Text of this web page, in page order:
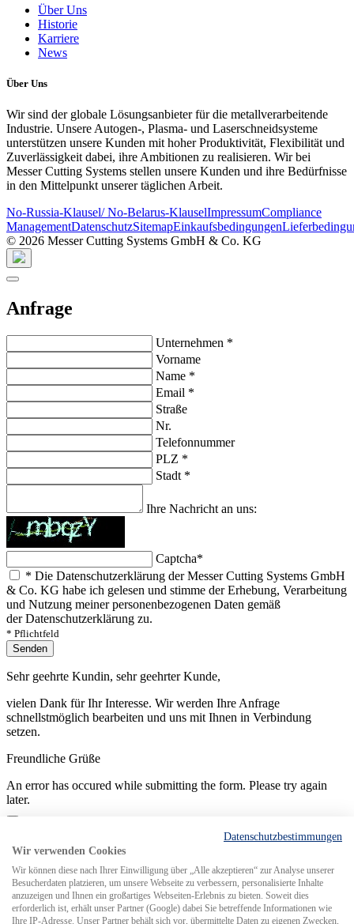
Über Uns
Historie
Karriere
News
Über Uns
Wir sind der globale Lösungsanbieter für die metallverarbeitende
Industrie. Unsere Autogen-, Plasma- und Laserschneidsysteme
unterstützen unsere Kunden mit hoher Produktivität, Flexibilität und
Zuverlässigkeit dabei, ihre Ambitionen zu realisieren. Wir bei
Messer Cutting Systems stellen unsere Kunden und ihre Bedürfnisse
in den Mittelpunkt unserer täglichen Arbeit.
No-Russia-Klausel/ No-Belarus-KlauselImpressumCompliance
ManagementDatenschutzSitemapEinkaufsbedingungen
© 2026 Messer Cutting Systems GmbH & Co. KG
Anfrage
Unternehmen *
Vorname
Name *
Email *
Straße
Nr.
Telefonnummer
PLZ *
Stadt *
Ihre Nachricht an uns:
Captcha*
* Die Datenschutzerklärung der Messer Cutting Systems GmbH
& Co. KG habe ich gelesen und stimme der Erhebung, Verarbeitung
und Nutzung meiner personenbezogenen Daten gemäß
der Datenschutzerklärung zu.
* Pflichtfeld
Senden
Sehr geehrte Kundin, sehr geehrter Kunde,
vielen Dank für Ihr Interesse. Wir werden Ihre Anfrage
schnellstmöglich bearbeiten und uns mit Ihnen in Verbindung
setzen.
Freundliche Grüße
An error has occured while submitting the form. Please try again
later.
Search for
Datenschutzbestimmungen
Wir verwenden Cookies
Wir können diese nach Ihrer Einwilligung über „Alle akzeptieren“ zur Analyse unserer
Besucherdaten platzieren, um unsere Webseite zu verbessern, personalisierte Inhalte
anzuzeigen und Ihnen ein großartiges Webseiten-Erlebnis zu bieten. Soweit dies
erforderlich ist, erhält unser Partner (Google) dabei Sie betreffende Informationen wie
Ihre IP-Adresse. Unser Partner behält sich vor, übermittelte Daten zu eigenen Zwecken,